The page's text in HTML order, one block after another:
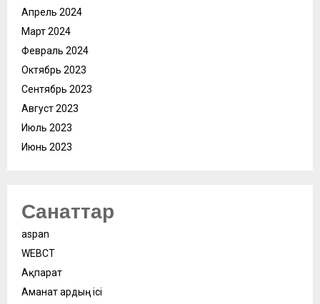
Апрель 2024
Март 2024
Февраль 2024
Октябрь 2023
Сентябрь 2023
Август 2023
Июль 2023
Июнь 2023
Санаттар
aspan
WEBСӘТ
Ақпарат
Аманат ардың ісі